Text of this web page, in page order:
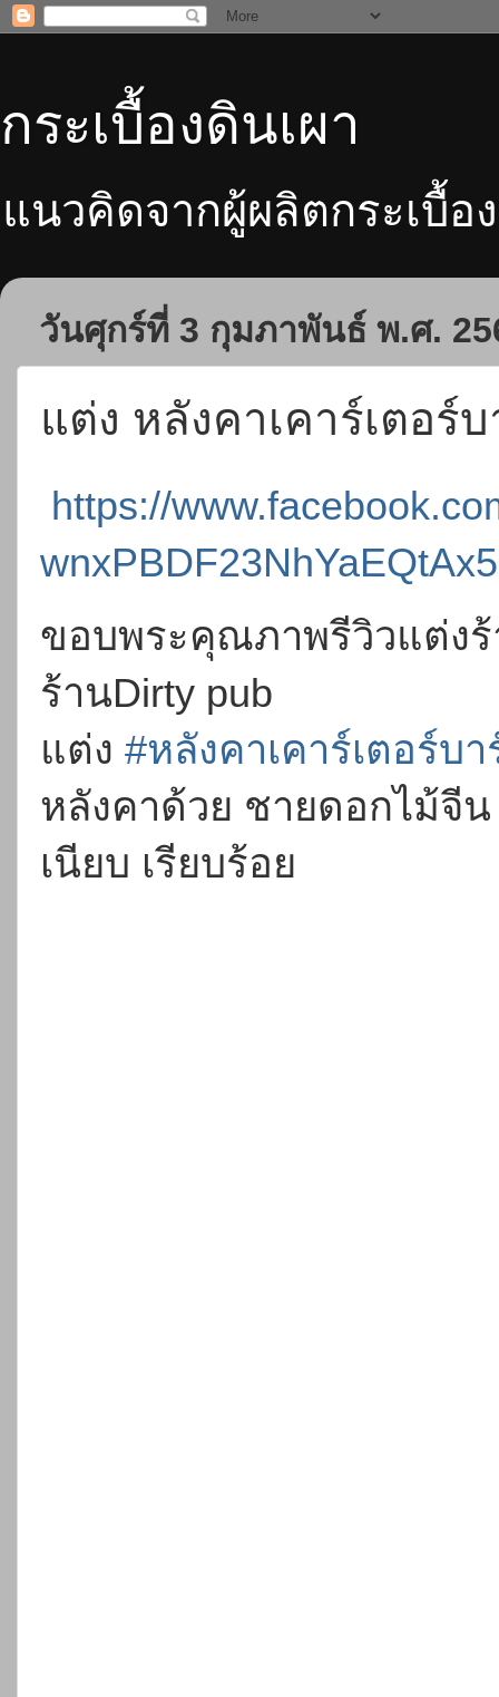
กระเบื้องดินเผา
แนวคิดจากผู้ผลิตกระเบื้
วันศุกร์ที่ 3 กุมภาพันธ์ พ.ศ.
แต่ง หลังคาเคาร์เตอร์
https://
ขอบพระคุณภาพรีวิวแต่งร้
ร้านDirty pub
แต่ง #หลังคาเคาร์เตอร์บา
หลังคาด้วย ชายดอกไม้จี
เนียบ เรียบร้อย